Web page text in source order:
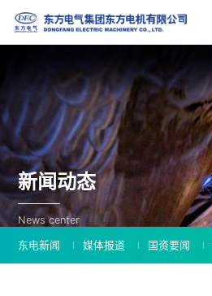
新闻动态
News center
东电新闻 媒体报道 国资要闻